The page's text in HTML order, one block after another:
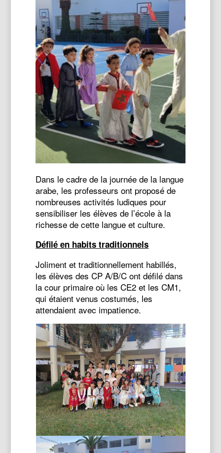
Dans le cadre de la journée de la langue
arabe, les professeurs ont proposé de
nombreuses activités ludiques pour
sensibiliser les élèves de l’école à la
richesse de cette langue et culture.
Défilé en habits traditionnels
Joliment et traditionnellement habillés,
les élèves des CP A/B/C ont défilé dans
la cour primaire où les CE2 et les CM1,
qui étaient venus costumés, les
attendaient avec impatience.